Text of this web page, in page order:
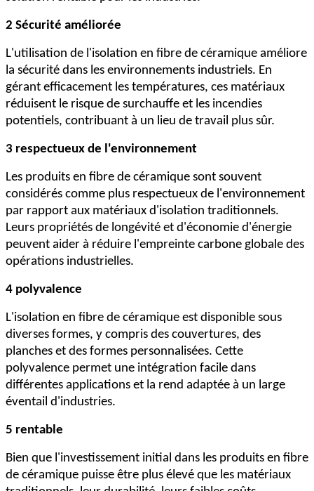
2 Sécurité améliorée
L'utilisation de l'isolation en fibre de céramique améliore
la sécurité dans les environnements industriels. En
gérant efficacement les températures, ces matériaux
réduisent le risque de surchauffe et les incendies
potentiels, contribuant à un lieu de travail plus sûr.
3 respectueux de l'environnement
Les produits en fibre de céramique sont souvent
considérés comme plus respectueux de l'environnement
par rapport aux matériaux d'isolation traditionnels.
Leurs propriétés de longévité et d'économie d'énergie
peuvent aider à réduire l'empreinte carbone globale des
opérations industrielles.
4 polyvalence
L'isolation en fibre de céramique est disponible sous
diverses formes, y compris des couvertures, des
planches et des formes personnalisées. Cette
polyvalence permet une intégration facile dans
différentes applications et la rend adaptée à un large
éventail d'industries.
5 rentable
Bien que l'investissement initial dans les produits en fibre
de céramique puisse être plus élevé que les matériaux